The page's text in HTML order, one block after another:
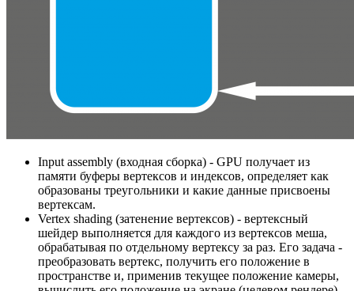
Input assembly (входная сборка) - GPU получает из
памяти буферы вертексов и индексов, определяет как
образованы треугольники и какие данные присвоены
вертексам.
Vertex shading (затенение вертексов) - вертексный
шейдер выполняется для каждого из вертексов меша,
обрабатывая по отдельному вертексу за раз. Его задача -
преобразовать вертекс, получить его положение в
пространстве и, применив текущее положение камеры,